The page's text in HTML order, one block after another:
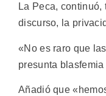
La Peca, continuó,
discurso, la
«No es raro que
presunta
Añadió que